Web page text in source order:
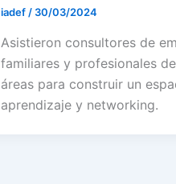
iadef/ 30/03/2024
Asistieron consultores de
familiares y profesionales
áreas para construir un
aprendizaje y networking.